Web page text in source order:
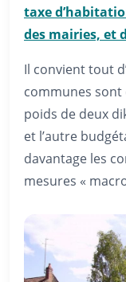
taxe
des mairies, et
Il convient tout
communes sont
poids de deux
et l’autre
davantage les
mesures «